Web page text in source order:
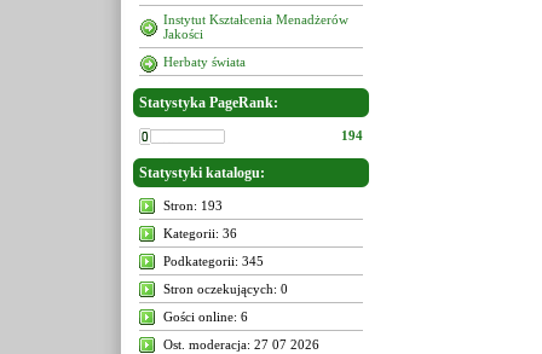
Instytut Kształcenia Menadżerów
Jakości
Herbaty świata
Statystyka PageRank:
194
Statystyki katalogu:
Stron: 193
Kategorii: 36
Podkategorii: 345
Stron oczekujących: 0
Gości online: 6
Ost. moderacja: 27 07 2026